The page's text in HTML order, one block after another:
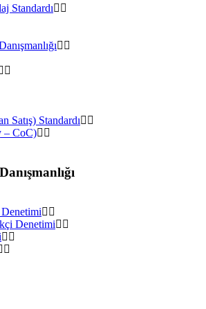
Standardı
Satış) Standardı
– CoC)
Denetimi